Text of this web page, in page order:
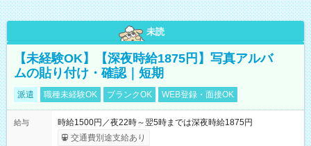
未読
【未経験OK】【深夜時給1875円】写真アルバ
ムの貼り付け・確認｜短期
派遣 職種未経験OK ブランクOK WEB登録・面接OK
給与
時給1500円／夜22時～翌5時までは深夜時給1875円
交通費別途支給あり